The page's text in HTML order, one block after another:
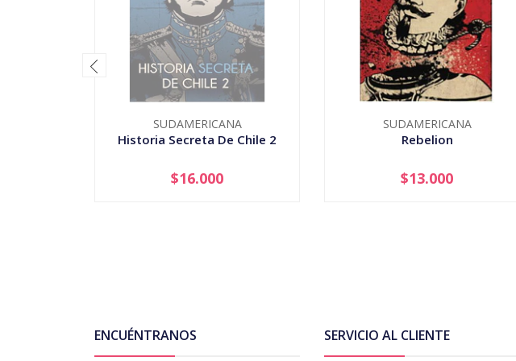
SUDAMERICANA
Historia Secreta De Chile 2
AGOTADO
$16.000
SUDAMERICANA
Rebelion
+
$13.000
ENCUÉNTRANOS SERVICIO AL CLIENTE